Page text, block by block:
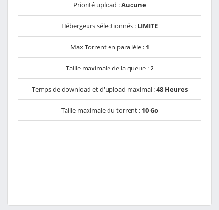
Priorité upload :Aucune
Hébergeurs sélectionnés : LIMITÉ
Max Torrent en parallèle : 1
Taille maximale de la queue :2
Temps de download et d'upload maximal :48 Heures
Taille maximale du torrent : 10 Go